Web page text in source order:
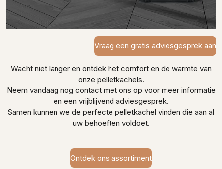
Vraag een gratis adviesgesprek aan
Wacht niet langer en ontdek het comfort en de warmte van
onze pelletkachels.
Neem vandaag nog contact met ons op voor meer informatie
en een vrijblijvend adviesgesprek.
Samen kunnen we de perfecte pelletkachel vinden die aan al
uw behoeften voldoet.
Ontdek ons assortiment